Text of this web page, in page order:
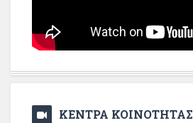
ΚΕΝΤΡΑ ΚΟΙΝΟΤΗΤΑΣ